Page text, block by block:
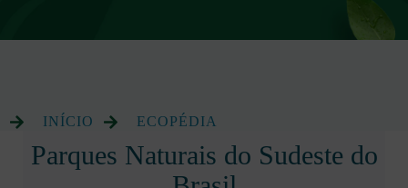
INÍCIO ECOPÉDIA
Parques Naturais do Sudeste do